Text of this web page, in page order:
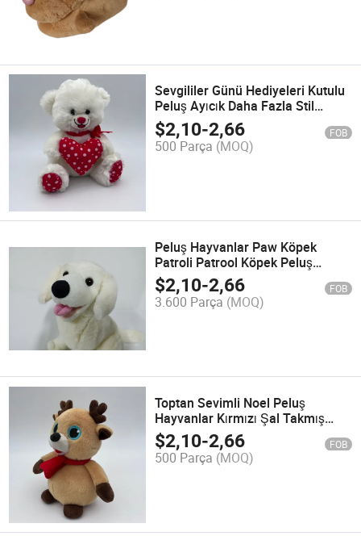
Sevgililer Günü Hediyeleri Kutulu
Peluş Ayıcık Daha Fazla Stil
Sevimli Ayıcık Oyuncak
$2,10-2,66 FOB
500 Parça (MOQ)
Peluş Hayvanlar Paw Köpek
Patroli Patrool Köpek Peluş
Oyuncak Çocuklar için prime; S
Günü
$2,10-2,66 FOB
3.600 Parça (MOQ)
Toptan Sevimli Noel Peluş
Hayvanlar Kırmızı Şal Takmış
Nakışlı Logo Noel Ren Geyiği
Peluş Oyuncaklar
$2,10-2,66 FOB
500 Parça (MOQ)